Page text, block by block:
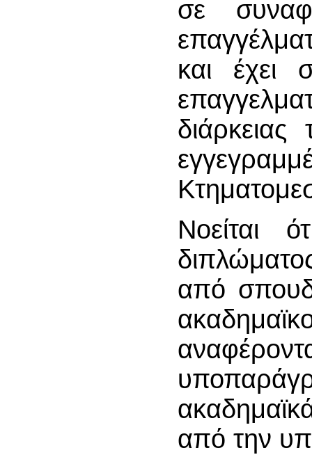
σε
και έχει
Νοείται
από
από την